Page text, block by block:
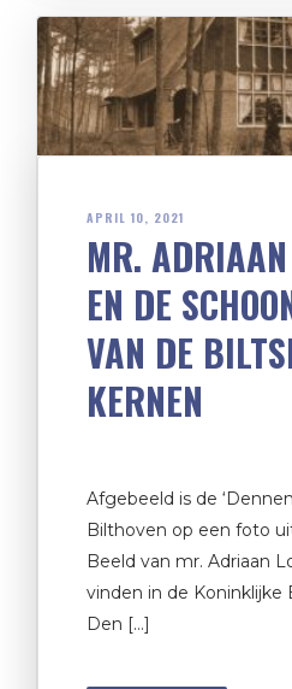
APRIL 10, 2021
MR. ADRIAAN
EN DE
VAN DE
KERNEN
Afgebeeld is de
Bilthoven op een foto
Beeld van mr. Adriaan
vinden in de Koninklijke
Den […]